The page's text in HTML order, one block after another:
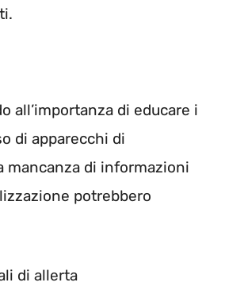
all’importanza di educare i
di apparecchi di
mancanza di informazioni
potrebbero
di allerta